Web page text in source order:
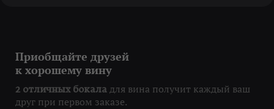
Приобщайте друзей
к хорошему вину
2 отличных бокала для вина получит каждый ваш
друг при первом заказе.